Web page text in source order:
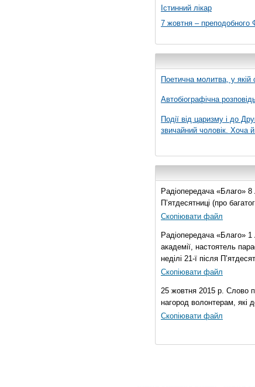
Істинний лікар
7 жовтня – преподобного
Поетична молитва, у
Автобіографічна
Події від царизму і до
звичайний чоловік. Хоча
Радіопередача «Благо» 8
П’ятдесятниці (про
Скопіювати файл
Радіопередача «Благо»
академії, настоятель
неділі 21-ї після
Скопіювати файл
25 жовтня 2015 р. Слово
нагород волонтерам, які
Скопіювати файл